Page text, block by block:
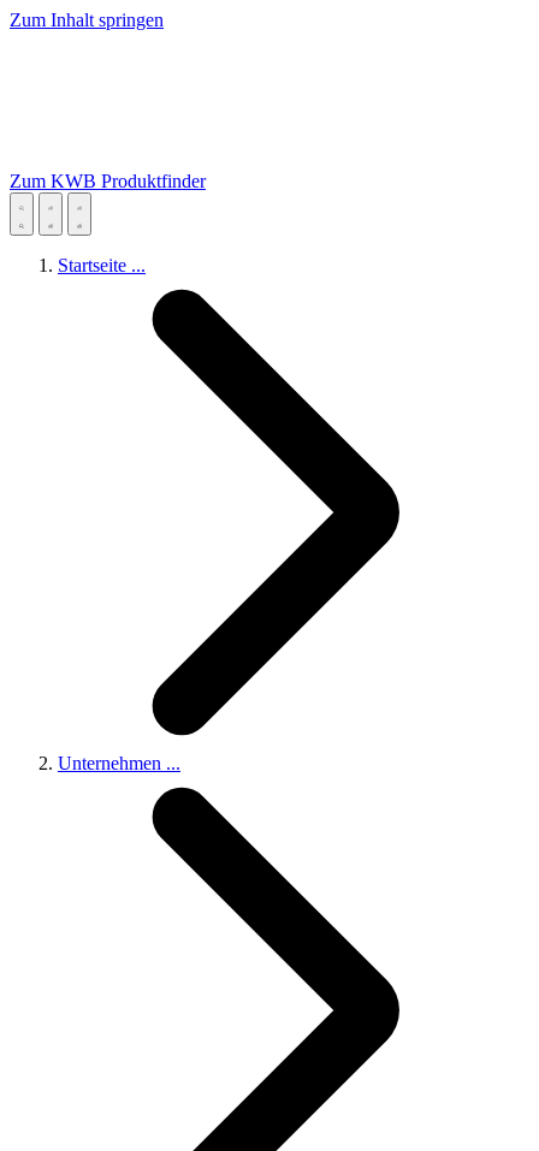
Zum Inhalt springen
Zum KWB Produktfinder
Startseite ...
Unternehmen ...